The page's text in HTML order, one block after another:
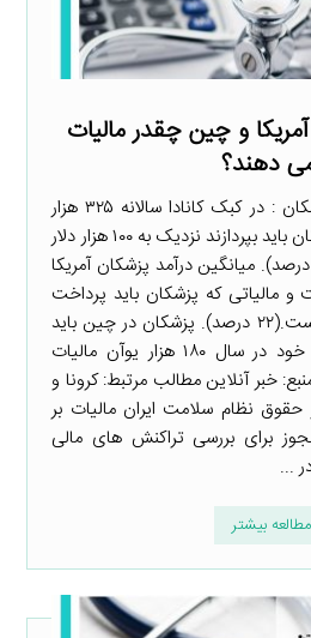
آمریکا و چین چقدر مالیات
دهند؟
به عنوان مثال درآمد پزشکان : در کبک کانادا سالانه ۳۲۵ هزار
دلار است که مالیاتی که آنان باید بپردازند نزدیک به ۱۰۰ هزار دلار
تخمین زده می شود.(۳۱ درصد). میانگین درآمد پزشکان آمریکا
دلار است و مالیاتی که پزشکان باید پرداخت
کنند سالیانه ۲۵.۲۰۰ دلار است.(۲۲ درصد). پزشکان در چین باید
از درآمد ۶۰۰ هزار یوآنی خود در سال ۱۸۰ هزار یوآن مالیات
درصد) منبع: خبر آنلاین مطالب مرتبط: کرونا و
حقوق نظام سلامت ایران مالیات بر
برای بررسی تراکنش های مالی
...
مطالعه بیشتر